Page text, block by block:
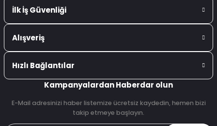
İlk İş Güvenliği
Alışveriş
Hızlı Bağlantılar
Kampanyalardan Haberdar olun
E-Mail adresinizi haber listemize ücretsiz kaydedin, hemen bizi
takip etmeye başlayın.